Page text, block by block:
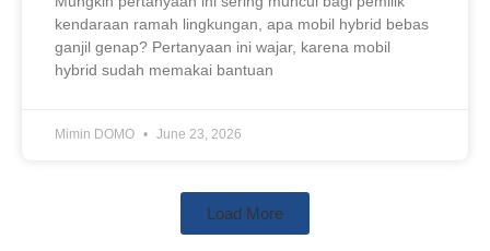
kendaraan ramah lingkungan, apa mobil hybrid bebas
ganjil genap? Pertanyaan ini wajar, karena mobil
hybrid sudah memakai bantuan
Mimin DOMO June 23, 2026
Load More